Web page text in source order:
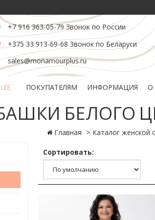
+7 916 363-05-79 Звонок по России
+375 33 913-69-68 Звонок по Беларуси
sales@monamourplus.ru
ПОКУПАТЕЛЯМ ИНФОРМАЦИЯ О
БЕЛОГО
Главная Каталог женской
Сортировать: